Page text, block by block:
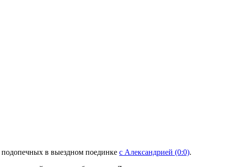
в выездном поединке с Александрией (0:0).